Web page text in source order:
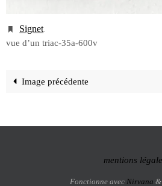
Signet.
vue d’un triac-35a-600v
Image précédente
mentions
Fonctionne avec Nirvana &